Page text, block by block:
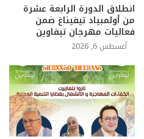
انطلاق الدورة الرابعة عشرة
من أولمبياد تيفيناغ ضمن
فعاليات مهرجان تيفاوين
أغسطس 6, 2026